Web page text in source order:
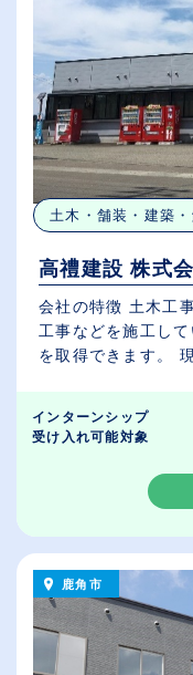
土木・舗装・建築
高禮建設 株式
会社の特徴 土木工
工事などを施工し
を取得できます。
インターンシップ
受け入れ可能対象
鹿角市